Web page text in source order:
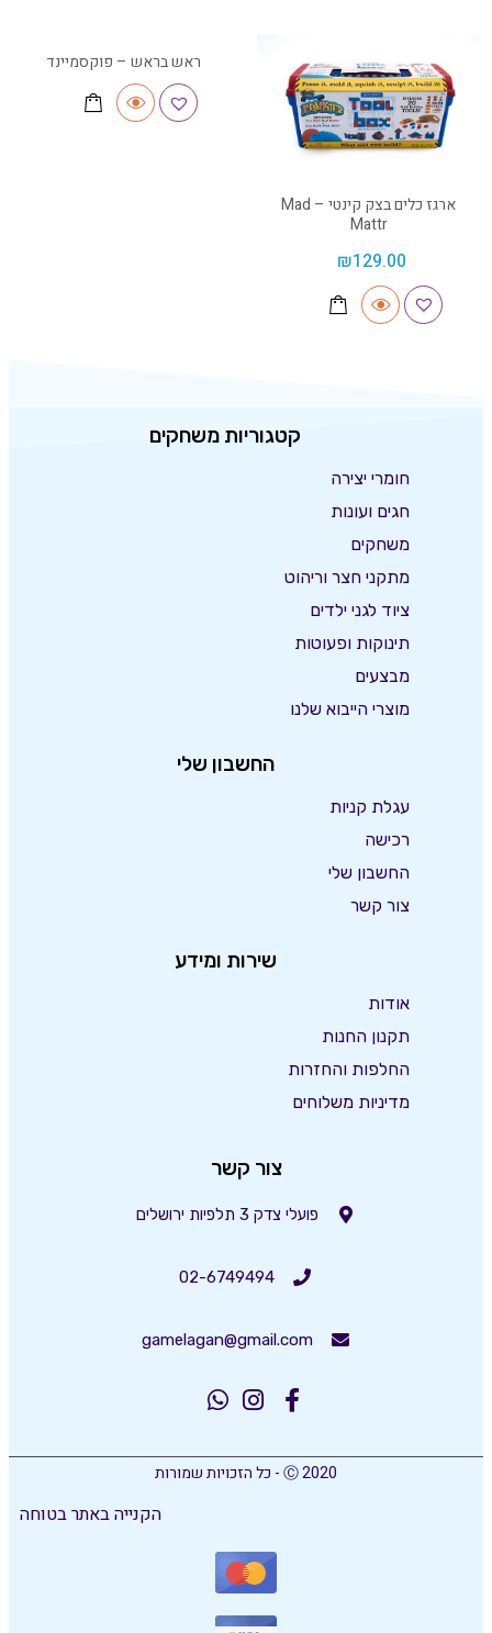
ארגז כלים בצק קינטי – Mad
Mattr
₪129.00
ראש בראש – פוקסמיינד
קטגוריות משחקים
חומרי יצירה
חגים ועונות
משחקים
מתקני חצר וריהוט
ציוד לגני ילדים
תינוקות ופעוטות
מבצעים
מוצרי הייבוא שלנו
החשבון שלי
עגלת קניות
רכישה
החשבון שלי
צור קשר
שירות ומידע
אודות
תקנון החנות
החלפות והחזרות
מדיניות משלוחים
צור קשר
פועלי צדק 3 תלפיות ירושלים
02-6749494
gamelagan@gmail.com
Ⓒ 2020 - כל הזכויות שמורות
הקנייה באתר בטוחה